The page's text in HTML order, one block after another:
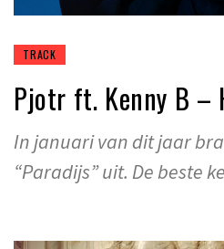
TRACK
Pjotr ft. Kenny B –
In januari van dit jaar
“Paradijs” uit. De beste